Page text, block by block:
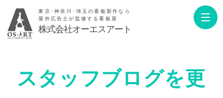
東京･神奈川･埼玉の看板製作なら
屋外広告士が監修する看板屋
株式会社オーエスアート
スタッフブログを更